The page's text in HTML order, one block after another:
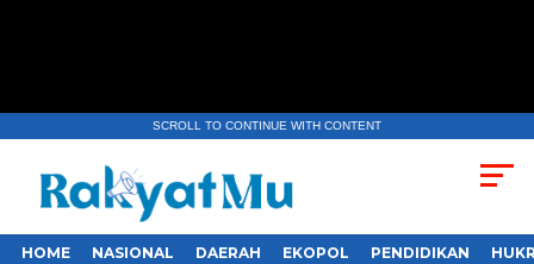
SCROLL TO CONTINUE WITH CONTENT
HOME NASIONAL DAERAH EKOPOL PENDIDIKAN